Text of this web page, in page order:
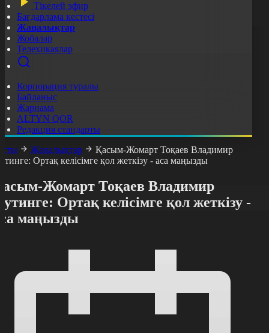
Тікелей эфир
Бағдарлама кестесі
Жаңалықтар
Жобалар
Телехикаялар
Корпорация туралы
Байланыс
Жарнама
ALTYN QOR
Редакция стандарты
Жаңалықтар
Қасым-Жомарт Тоқаев Владимир
Ортақ келісімге қол жеткізу - аса маңызды
Жомарт Тоқаев Владимир
Ортақ келісімге қол жеткізу -
маңызды